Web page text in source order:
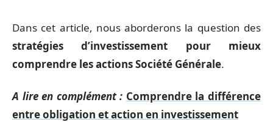
Dans cet article, nous aborderons la question des
stratégies d’investissement pour mieux
comprendre les actions Société Générale.
A lire en complément : Comprendre la différence
entre obligation et action en investissement